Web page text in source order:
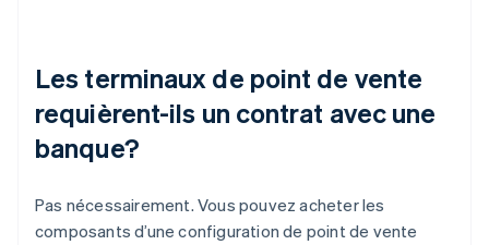
Les terminaux de point de vente
requièrent-ils un contrat avec une
banque?
Pas nécessairement. Vous pouvez acheter les
composants d’une configuration de point de vente